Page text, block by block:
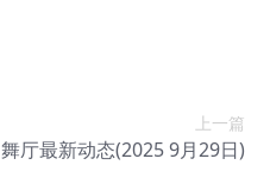
上一篇
舞厅最新动态(2025 9月29日)